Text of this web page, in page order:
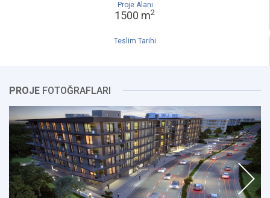
Proje Alanı
1500 m2
Teslim Tarihi
PROJE FOTOĞRAFLARI